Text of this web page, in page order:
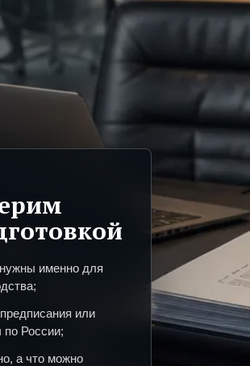
именно для
или
по России;
а что можно